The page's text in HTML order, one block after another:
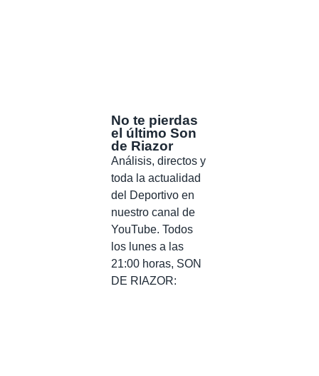
No te pierdas
el último Son
de Riazor
Análisis, directos y
toda la actualidad
del Deportivo en
nuestro canal de
YouTube. Todos
los lunes a las
21:00 horas, SON
DE RIAZOR: